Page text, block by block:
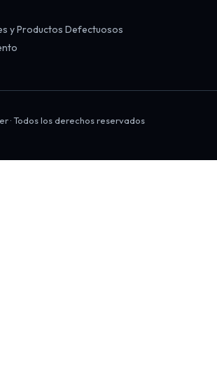
y Productos Defectuosos
· Todos los derechos reservados